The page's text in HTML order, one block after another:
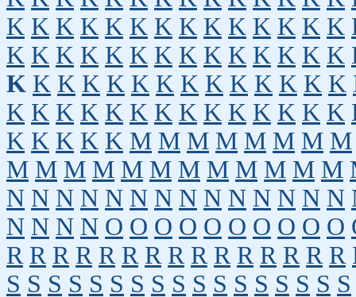
K K K K K K K K K K K K K K
K K K K K K K K K K K K K K
K K K K K K K K K K K K K K
K K K K K K K K K K K K K K
K K K K K M M M M M M M M
M M M M M M M M M M M M
N N N N N N N N N N N N N N
N N N N O O O O O O O O O O
R R R R R R R R R R R R R R R
S S S S S S S S S S S S S S S S S